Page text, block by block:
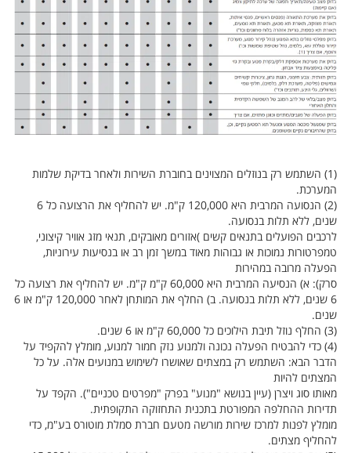
(1) השתמש רק בנוזלים המצוינים בחוברת השירות ולאחר בדיקת שלמות
המערכת.
(2) הנסועה המרבית היא 120,000 ק"מ. יש להחליף את הרצועה כל 6
שנים, ללא תלות בנסועה.
לרכבים הפועלים בתנאים קשים )אזורים מאובקים, תנאי מזג אוויר קיצוני,
טמפרטורות נמוכות או גבוהות מאוד במשך זמן רב או בנסיעות עירוניות,
הפעלה מרובה במהירות
סרק): א) הנסיעה המרבית היא 60,000 ק"מ ק"מ. יש להחליף את רצועה כל
6 שנים, ללא תלות בנסועה. ב) החלף את המותחן לאחר 120,000 ק"מ או 6
שנים.
(3) החלף נוזל תיבת הילוכים כל 60,000 ק"מ או 6 שנים.
(4) כדי להבטיח הפעלה נכונה ולמנוע נזק חמור למנוע, מומלץ להקפיד על
הדבר הבא: השתמש רק במצתים שאושרו לשימוש במנועים אלה. על כל
המצתים להיות
מאותו סוג ויצרן (עיין בנושא "מנוע" בפרק "מפרטים טכניים"). הקפד על
תדירות ההחלפה המפורטת בתכנית התחזוקה התקופתית.
מומלץ לפנות למרכז שירות מורשה מטעם חברת סמלת מוטורס בע"מ, כדי
להחליף מצתים.